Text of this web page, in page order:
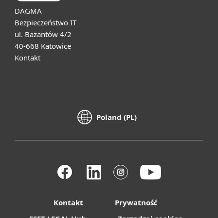
DAGMA
Bezpieczeństwo IT
ul. Bażantów 4/2
40-668 Katowice
Kontakt
Poland (PL)
Kontakt
Prywatność